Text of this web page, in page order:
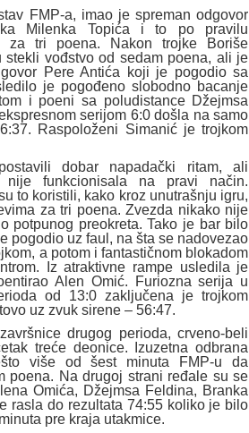
FMP-a, imao je spreman odgovor
Milenka Topića i to po pravilu
za tri poena. Nakon trojke Boriše
stekli vođstvo od sedam poena, ali je
Pere Antića koji je pogodio sa
je pogođeno slobodno bacanje
i poeni sa poludistance Džejmsa
serijom 6:0 došla na samo
Raspoloženi Simanić je trojkom
dobar napadački ritam, ali
funkcionisala na pravi način.
to koristili, kako kroz unutrašnju igru,
za tri poena. Zvezda nikako nije
potpunog preokreta. Tako je bar bilo
pogodio uz faul, na šta se nadovezao
a potom i fantastičnom blokadom
Iz atraktivne rampe usledila je
Alen Omić. Furiozna serija u
od 13:0 zaključena je trojkom
uz zvuk sirene – 56:47.
drugog perioda, crveno-beli
treće deonice. Izuzetna odbrana
više od šest minuta FMP-u da
poena. Na drugoj strani ređale su se
Omića, Džejmsa Feldina, Branka
rasla do rezultata 74:55 koliko je bilo
pre kraja utakmice.